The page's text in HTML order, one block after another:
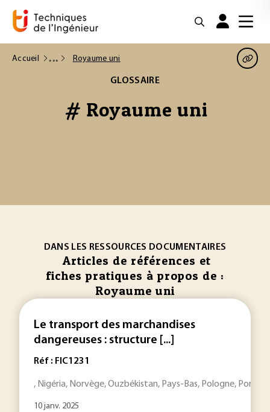
Accueil Royaume uni
GLOSSAIRE
# Royaume uni
DANS LES RESSOURCES DOCUMENTAIRES
Articles de références et
fiches pratiques à propos de :
Royaume uni
Le transport des marchandises
dangereuses : structure [...]
Réf : FIC1231
, Nigéria, Norvège, Ouzbékistan, Pays-Bas, Pologne,
10 janv. 2025